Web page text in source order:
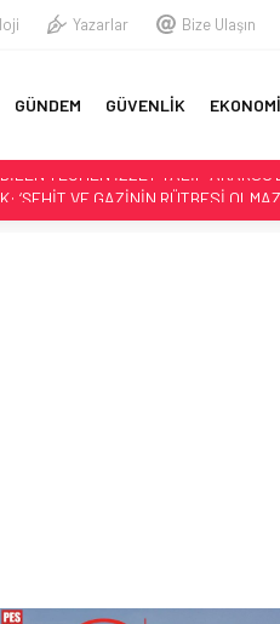
Yazarlar Bize Ulaşın
SAYFA
GÜNDEM GÜVENLİK EKONOMİ
6 AYDA MİLYARLARCA LİRA KAR
PAŞALIĞA: ALPER